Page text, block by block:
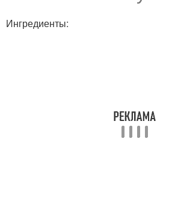
Ингредиенты: